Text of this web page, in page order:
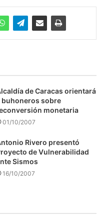
de Caracas orientará
buhoneros sobre
monetaria
01/10/2007
Rivero presentó
de Vulnerabilidad
Sismos
16/10/2007